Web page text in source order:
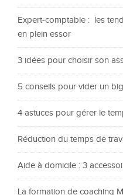
Expert-comptable : les
en plein essor
3 idées pour choisir son
5 conseils pour vider un
4 astuces pour gérer le
Réduction du temps de
Aide à domicile : 3
La formation de coaching